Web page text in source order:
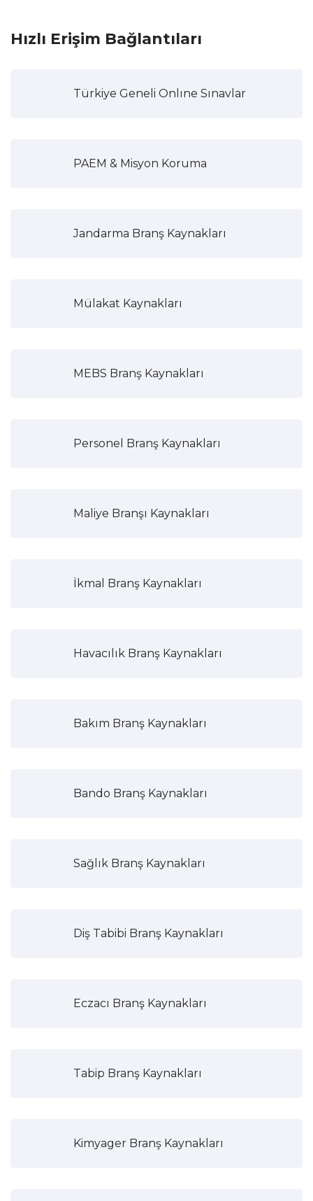
Hızlı Erişim Bağlantıları
Türkiye Geneli Onlıne Sınavlar
PAEM & Misyon Koruma
Jandarma Branş Kaynakları
Mülakat Kaynakları
MEBS Branş Kaynakları
Personel Branş Kaynakları
Maliye Branşı Kaynakları
İkmal Branş Kaynakları
Havacılık Branş Kaynakları
Bakım Branş Kaynakları
Bando Branş Kaynakları
Sağlık Branş Kaynakları
Diş Tabibi Branş Kaynakları
Eczacı Branş Kaynakları
Tabip Branş Kaynakları
Kimyager Branş Kaynakları